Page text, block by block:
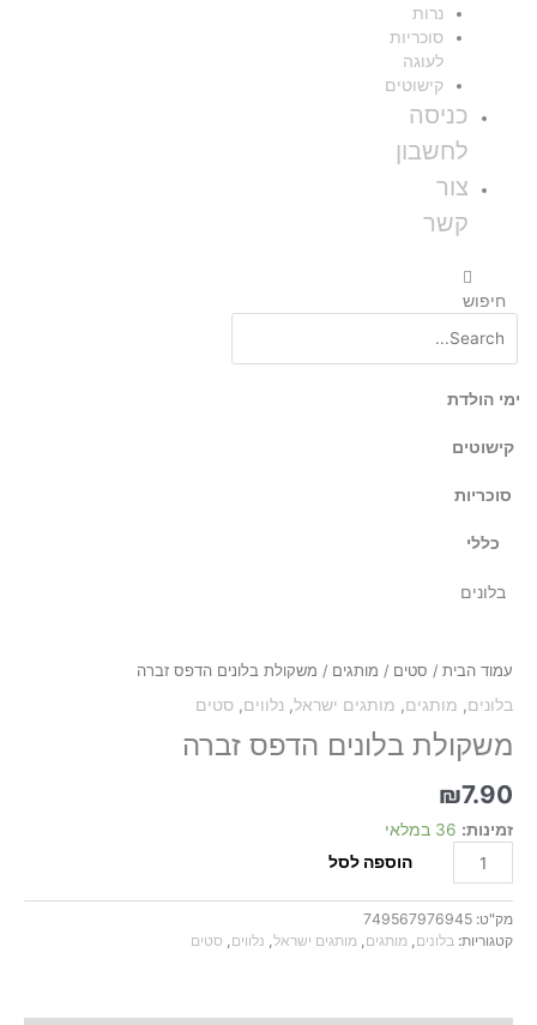
נרות
סוכריות
לעוגה
קישוטים
כניסה
לחשבון
צור
קשר
חיפוש
ימי הולדת
קישוטים
סוכריות
כללי
בלונים
עמוד הבית/ סטים/ מותגים/ משקולת בלונים הדפס זברה
בלונים, מותגים, מותגים ישראל, נלווים, סטים
משקולת בלונים הדפס זברה
₪7.90
זמינות: 36 במלאי
משקולת
הדפס
זברה
הוספה לסל
מק"ט: 749567976945
קטגוריות: בלונים, מותגים, מותגים ישראל, נלווים, סטים